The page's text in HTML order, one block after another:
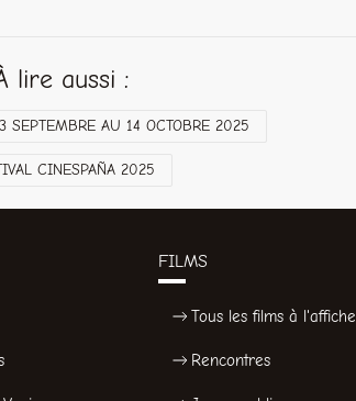
lire aussi :
SEPTEMBRE AU 14 OCTOBRE 2025
CINESPAÑA 2025
FILMS
Tous les films à l'affiche
Rencontres